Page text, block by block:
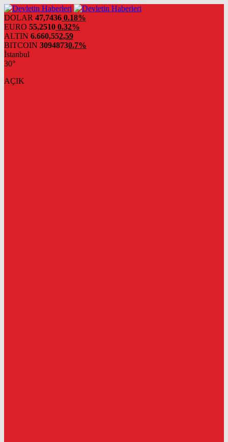
DOLAR 47,7436 0.18%
EURO 55,2510 0.32%
ALTIN 6.660,552,59
BITCOIN 30948730.7%
İstanbul
30°
AÇIK